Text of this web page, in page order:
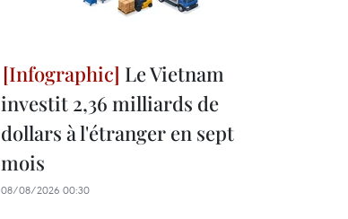
Le Vietnam
investit 2,36 milliards de
dollars à l'étranger en sept
mois
08/08/2026 00:30